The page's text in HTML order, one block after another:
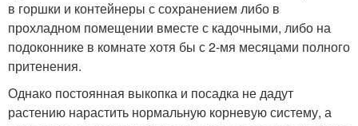
в горшки и контейнеры с сохранением либо в
прохладном помещении вместе с кадочными, либо на
подоконнике в комнате хотя бы с 2-мя месяцами полного
притенения.
Однако постоянная выкопка и посадка не дадут
растению нарастить нормальную корневую систему, а